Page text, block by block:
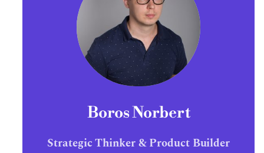
Boros Norbert
Strategic Thinker & Product Builder